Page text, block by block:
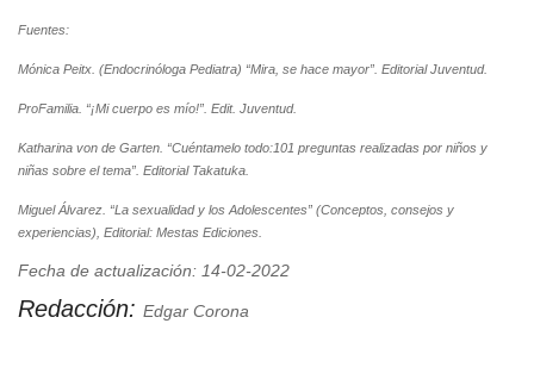
Fuentes:
Mónica Peitx. (Endocrinóloga Pediatra) “Mira, se hace mayor”. Editorial Juventud.
ProFamilia. “¡Mi cuerpo es mío!”. Edit. Juventud.
Katharina von de Garten. “Cuéntamelo todo:101 preguntas realizadas por niños y
niñas sobre el tema”. Editorial Takatuka.
Miguel Álvarez. “La sexualidad y los Adolescentes” (Conceptos, consejos y
experiencias), Editorial: Mestas Ediciones.
Fecha de actualización: 14-02-2022
Redacción: Edgar Corona